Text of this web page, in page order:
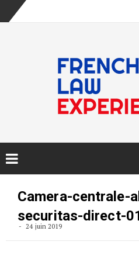
Camera-centrale-
securitas-direct-
24 juin 2019